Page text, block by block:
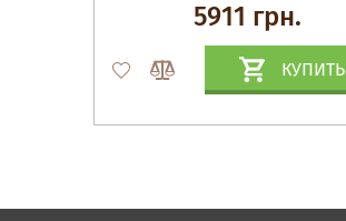
5911 грн.
КУПИТЬ
Спальни, Кровати